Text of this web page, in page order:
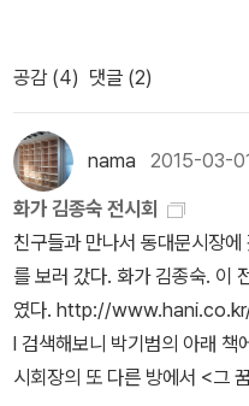
기에서도 어른인 제가 보지
럼 그림책은 단순해 보여도 결
려 있는 그림을 하나 하나 살펴
서는 보통의 책을 읽는 것보다
고도 할 수 있죠. 오늘 소개해
입니다. 5. 아, 그렇네요. 그림책에 실려 있는 그림들은 이해를 돕기
위한 단지 참조그림이나 일러
이니까 그 의미를 읽어가는 것이 만만치
라는 이 책에 실려 있는 삽화
참조그림이 아니라 그 자체로
것이 쉽지 않습니다. 마치 너무
《새로 쓰는 말밑 꾸러미 사전
《들꽃내음 따라 걷다가 작은책
말이 평화》, 《곁말》, 《책숲마
서 살림 짓는 즐거움》, 《이오
m/hbooklove
병원을 알려줬다.거기로 갔더
내려간다는 것이었다.열이 나
까 좀 생기가 생겼다.그래도
런지 하루 병결인데도 절차가
석 사유서도 보내야 했다. 주말
새워 해롱해롱한 상태에서다시
담에다문상까지 가야했고,어
하였다.게다가 고양이 온이는
서집 분위기를 살벌하게 만들
어 걱정이다. 21년 교육 경력에
인 듯하다.학부모총회, 학부
공감 (4) 댓글 (2)
nama 2015-03-
화가 김종숙 전시회
친구들과 만나서 동대문시장
를 보러 갔다. 화가 김종숙. 이
였다. http://
l 검색해보니 박기범의 아래 책
시회장의 또 다른 방에서 <그